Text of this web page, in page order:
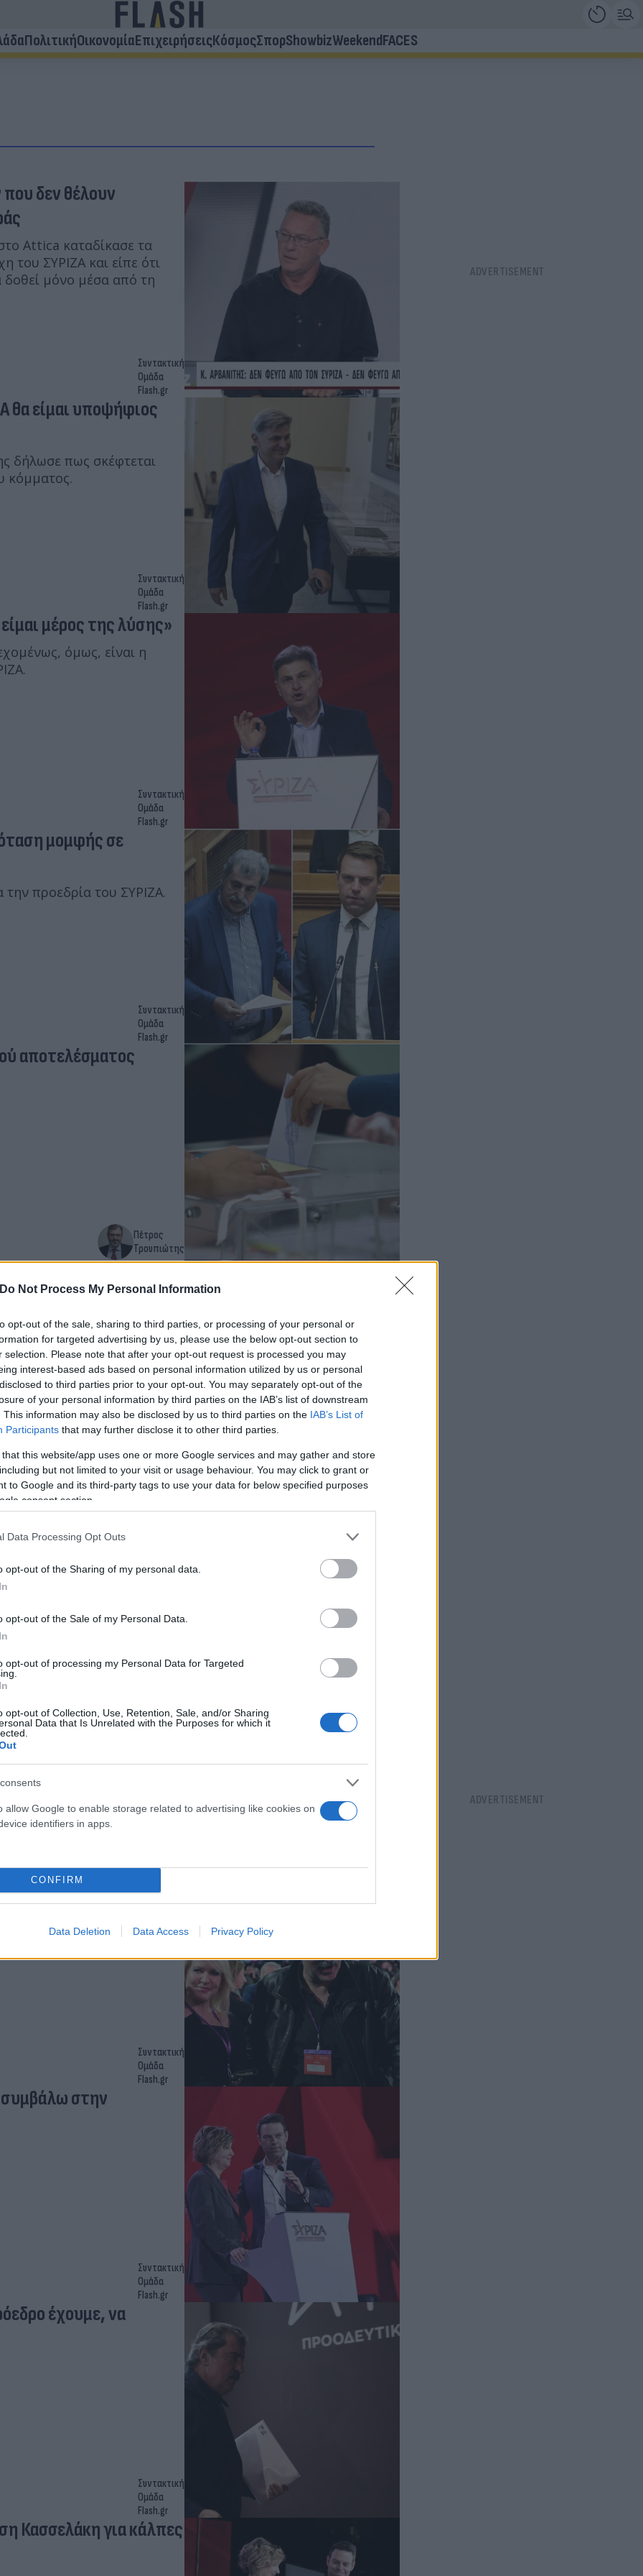
Do Not Process My Personal Information
opt-out of the sale, sharing to third parties, or processing of your personal or
for targeted advertising by us, please use the below opt-out section to
selection. Please note that after your opt-out request is processed you may
interest-based ads based on personal information utilized by us or personal
to third parties prior to your opt-out. You may separately opt-out of the
of your personal information by third parties on the IAB’s list of downstream
This information may also be disclosed by us to third parties on the IAB’s List of
Participants that may further disclose it to other third parties.
that this website/app uses one or more Google services and may gather and store
but not limited to your visit or usage behaviour. You may click to grant or
to Google and its third-party tags to use your data for below specified purposes
consent section.
Data Processing Opt Outs
opt-out of the Sharing of my personal data.
opt-out of the Sale of my Personal Data.
opt-out of processing my Personal Data for Targeted
opt-out of Collection, Use, Retention, Sale, and/or Sharing
Data that Is Unrelated with the Purposes for which it
allow Google to enable storage related to advertising like cookies on
identifiers in apps.
CONFIRM
Data Deletion Data Access Privacy Policy
ΠολιτικήΟικονομίαΕπιχειρήσειςΚόσμοςΣπορShowbizWeekendFACES
δεν θέλουν
Attica καταδίκασε τα
του ΣΥΡΙΖΑ και είπε ότι
μόνο μέσα από τη
Συντακτική
Ομάδα
Flash.gr
θα είμαι υποψήφιος
δήλωσε πως σκέφτεται
κόμματος.
Συντακτική
Ομάδα
Flash.gr
μέρος της λύσης»
όμως, είναι η
Συντακτική
Ομάδα
Flash.gr
μομφής σε
την προεδρία του ΣΥΡΙΖΑ.
Συντακτική
Ομάδα
Flash.gr
αποτελέσματος
Πέτρος
Τρουπιώτης
- Ο δρόμος προς
Ομάδα
Flash.gr
- Το κείμενο
Flash.gr
στις ευρωεκλογές
Συντακτική
Ομάδα
Flash.gr
συμβάλω στην
Συντακτική
Ομάδα
Flash.gr
έχουμε, να
Συντακτική
Ομάδα
Flash.gr
Κασσελάκη για κάλπες